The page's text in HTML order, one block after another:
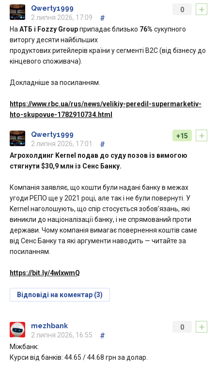
+
0
Qwerty1999
2 липня 2026, 17:09
#
На АТБ і Fozzy Groupприпадає близько 76% сукупного
виторгу десяти найбільших
продуктових ритейлерів країни у сегменті B2C (від бізнесу до
кінцевого споживача).
Докладніше за посиланням.
https://www.rbc.ua/rus/news/velikiy-peredil-supermarketiv-
hto-skupovue-1782910734.html
+
+15
Qwerty1999
2 липня 2026, 17:01
#
Агрохолдинг Kernel подав до суду позов із вимогою
стягнути $30,9 млн із Сенс Банку.
Компанія заявляє, що кошти були надані банку в межах
угоди РЕПО ще у 2021 році, але так і не були повернуті. У
Kernel наголошують, що спір стосується зобов’язань, які
виникли до націоналізації банку, і не спрямований проти
держави. Чому компанія вимагає повернення коштів саме
від Сенс Банку та які аргументи наводить — читайте за
посиланням.
https://bit.ly/4wlxwmQ
Відповіді на коментар (3)
+
0
mezhbank
2 липня 2026, 16:55
#
Міжбанк:
Курси від банків: 44.65 / 44.68 грн за долар.